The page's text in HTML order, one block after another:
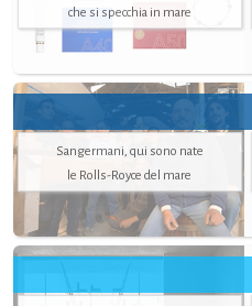
che si specchia in mare
Sangermani, qui sono nate
le Rolls-Royce del mare